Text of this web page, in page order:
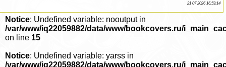
21 07 2026 16:59:14
Notice: Undefined variable: nooutput in
/var/www/iq22059882/data/www/bookcovers.ru/
on line 15
Notice: Undefined variable: yarss in
/var/www/iq22059882/data/www/bookcovers.ru/